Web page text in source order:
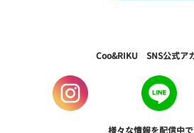
Coo&RIKU SNS公式ア
様々な情報を配信中で